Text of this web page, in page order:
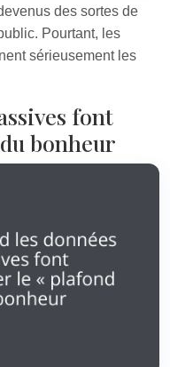
des sortes de
Pourtant, les
sérieusement les
font
bonheur